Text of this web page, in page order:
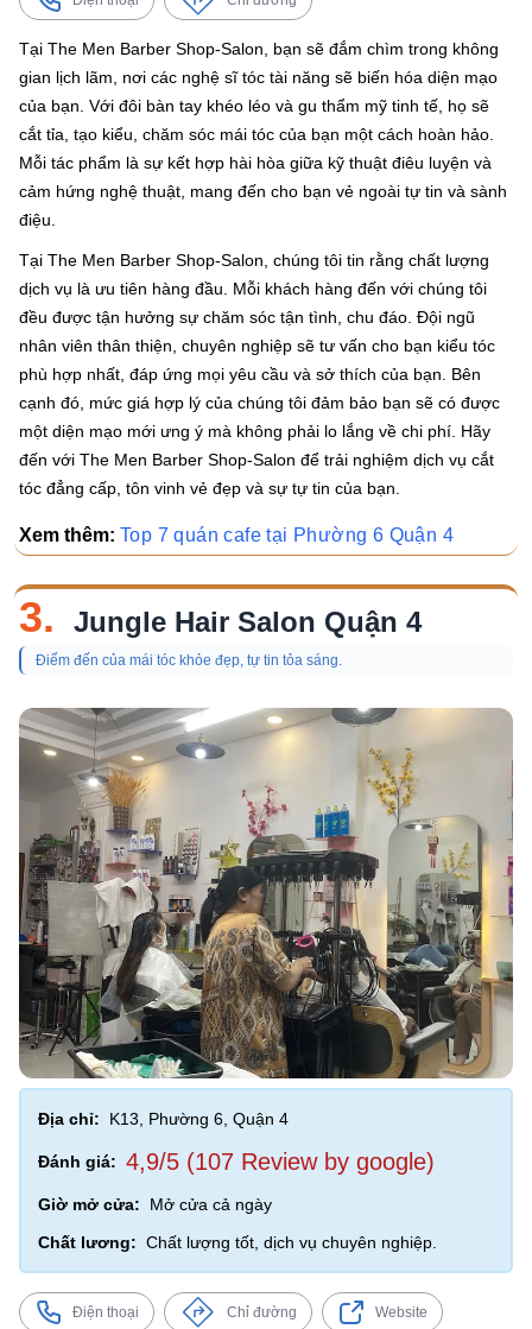
Tại The Men Barber Shop-Salon, bạn sẽ đắm chìm trong không
gian lịch lãm, nơi các nghệ sĩ tóc tài năng sẽ biến hóa diện mạo
của bạn. Với đôi bàn tay khéo léo và gu thẩm mỹ tinh tế, họ sẽ
cắt tỉa, tạo kiểu, chăm sóc mái tóc của bạn một cách hoàn hảo.
Mỗi tác phẩm là sự kết hợp hài hòa giữa kỹ thuật điêu luyện và
cảm hứng nghệ thuật, mang đến cho bạn vẻ ngoài tự tin và sành
điệu.
Tại The Men Barber Shop-Salon, chúng tôi tin rằng chất lượng
dịch vụ là ưu tiên hàng đầu. Mỗi khách hàng đến với chúng tôi
đều được tận hưởng sự chăm sóc tận tình, chu đáo. Đội ngũ
nhân viên thân thiện, chuyên nghiệp sẽ tư vấn cho bạn kiểu tóc
phù hợp nhất, đáp ứng mọi yêu cầu và sở thích của bạn. Bên
cạnh đó, mức giá hợp lý của chúng tôi đảm bảo bạn sẽ có được
một diện mạo mới ưng ý mà không phải lo lắng về chi phí. Hãy
đến với The Men Barber Shop-Salon để trải nghiệm dịch vụ cắt
tóc đẳng cấp, tôn vinh vẻ đẹp và sự tự tin của bạn.
Xem thêm: Top 7 quán cafe tại Phường 6 Quận 4
3. Jungle Hair Salon Quận 4
Điểm đến của mái tóc khỏe đẹp, tự tin tỏa sáng.
Địa chỉ: K13, Phường 6, Quận 4
Đánh giá: 4,9/5 (107 Review by google)
Giờ mở cửa:
Mở cửa cả ngày
Chất lương: Chất lượng tốt, dịch vụ chuyên nghiệp.
Điện thoại Chỉ đường Website